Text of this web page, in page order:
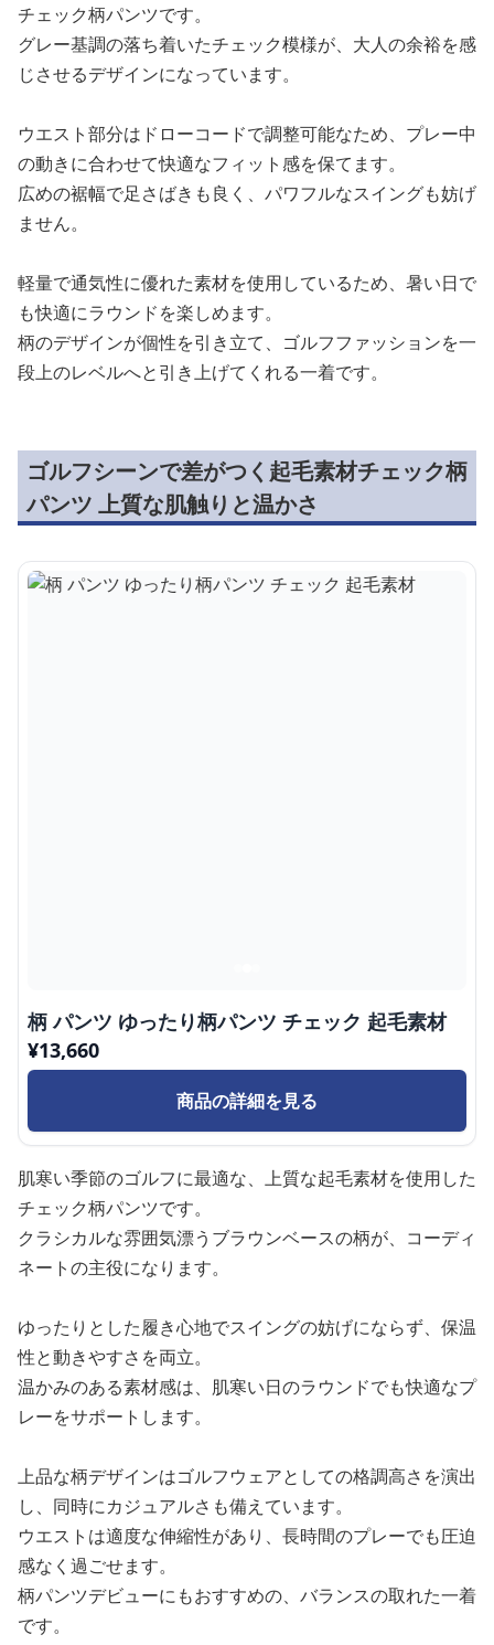
チェック柄パンツです。
グレー基調の落ち着いたチェック模様が、大人の余裕を感
じさせるデザインになっています。
ウエスト部分はドローコードで調整可能なため、プレー中
の動きに合わせて快適なフィット感を保てます。
広めの裾幅で足さばきも良く、パワフルなスイングも妨げ
ません。
軽量で通気性に優れた素材を使用しているため、暑い日で
も快適にラウンドを楽しめます。
柄のデザインが個性を引き立て、ゴルフファッションを一
段上のレベルへと引き上げてくれる一着です。
ゴルフシーンで差がつく起毛素材チェック柄
パンツ 上質な肌触りと温かさ
柄 パンツ ゆったり柄パンツ チェック 起毛素材
¥13,660
商品の詳細を見る
肌寒い季節のゴルフに最適な、上質な起毛素材を使用した
チェック柄パンツです。
クラシカルな雰囲気漂うブラウンベースの柄が、コーディ
ネートの主役になります。
ゆったりとした履き心地でスイングの妨げにならず、保温
性と動きやすさを両立。
温かみのある素材感は、肌寒い日のラウンドでも快適なプ
レーをサポートします。
上品な柄デザインはゴルフウェアとしての格調高さを演出
し、同時にカジュアルさも備えています。
ウエストは適度な伸縮性があり、長時間のプレーでも圧迫
感なく過ごせます。
柄パンツデビューにもおすすめの、バランスの取れた一着
です。